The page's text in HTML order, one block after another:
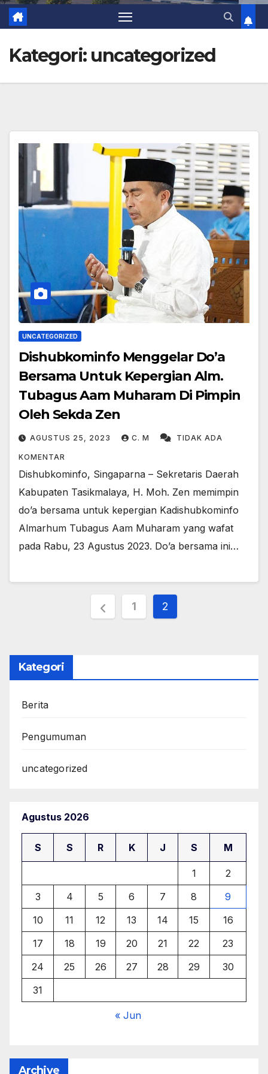
Kategori: uncategorized
UNCATEGORIZED
Dishubkominfo Menggelar Do’a
Bersama Untuk Kepergian Alm.
Tubagus Aam Muharam Di Pimpin
Oleh Sekda Zen
AGUSTUS 25, 2023 C. M TIDAK ADA
KOMENTAR
Dishubkominfo, Singaparna – Sekretaris Daerah
Kabupaten Tasikmalaya, H. Moh. Zen memimpin
do’a bersama untuk kepergian Kadishubkominfo
Almarhum Tubagus Aam Muharam yang wafat
pada Rabu, 23 Agustus 2023. Do’a bersama ini…
Paginasi
1 2
Kategori
Berita
Pengumuman
uncategorized
Agustus 2026
S S R K J S M
1
2
3
4 5 6 7 8
9
10
11 12 13 14 15
16
17
18 19 20 21 22
23
24
25 26 27 28 29
30
31
« Jun
Archive